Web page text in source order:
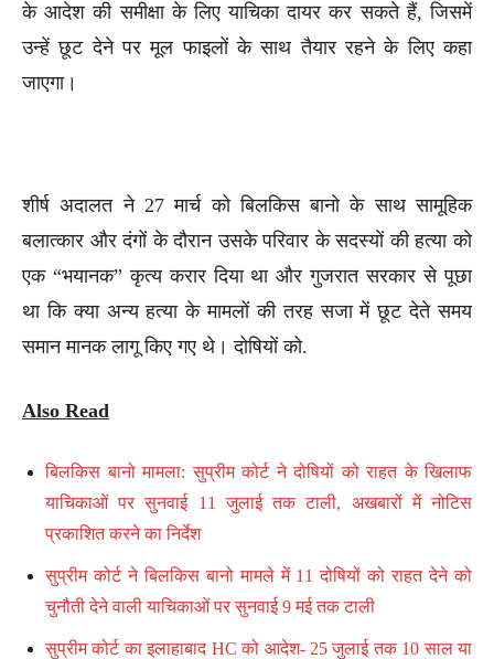
के आदेश की समीक्षा के लिए याचिका दायर कर सकते हैं, जिसमें
उन्हें छूट देने पर मूल फाइलों के साथ तैयार रहने के लिए कहा
जाएगा।
शीर्ष अदालत ने 27 मार्च को बिलकिस बानो के साथ सामूहिक
बलात्कार और दंगों के दौरान उसके परिवार के सदस्यों की हत्या को
एक “भयानक” कृत्य करार दिया था और गुजरात सरकार से पूछा
था कि क्या अन्य हत्या के मामलों की तरह सजा में छूट देते समय
समान मानक लागू किए गए थे। दोषियों को.
Also Read
बिलकिस बानो मामला: सुप्रीम कोर्ट ने दोषियों को राहत के खिलाफ
याचिकाओं पर सुनवाई 11 जुलाई तक टाली, अखबारों में नोटिस
प्रकाशित करने का निर्देश
सुप्रीम कोर्ट ने बिलकिस बानो मामले में 11 दोषियों को राहत देने को
चुनौती देने वाली याचिकाओं पर सुनवाई 9 मई तक टाली
सुप्रीम कोर्ट का इलाहाबाद HC को आदेश- 25 जुलाई तक 10 साल या